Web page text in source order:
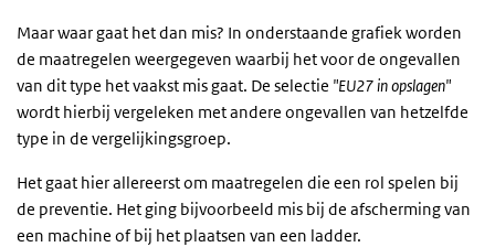
Maar waar gaat het dan mis? In onderstaande grafiek worden
de maatregelen weergegeven waarbij het voor de ongevallen
van dit type het vaakst mis gaat. De selectie "EU27 in opslagen"
wordt hierbij vergeleken met andere ongevallen van hetzelfde
type in de vergelijkingsgroep.
Het gaat hier allereerst om maatregelen die een rol spelen bij
de preventie. Het ging bijvoorbeeld mis bij de afscherming van
een machine of bij het plaatsen van een ladder.